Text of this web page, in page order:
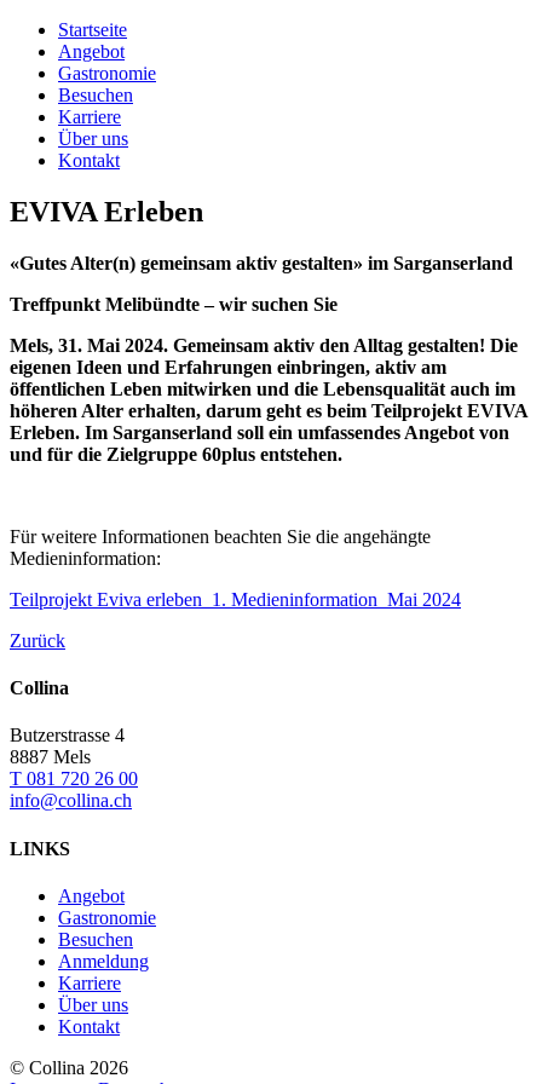
Startseite
Angebot
Gastronomie
Besuchen
Karriere
Über uns
Kontakt
EVIVA Erleben
«Gutes Alter(n) gemeinsam aktiv gestalten» im Sarganserland
Treffpunkt Melibündte – wir suchen Sie
Mels, 31. Mai 2024. Gemeinsam aktiv den Alltag gestalten! Die
eigenen Ideen und Erfahrungen einbringen, aktiv am
öffentlichen Leben mitwirken und die Lebensqualität auch im
höheren Alter erhalten, darum geht es beim Teilprojekt EVIVA
Erleben. Im Sarganserland soll ein umfassendes Angebot von
und für die Zielgruppe 60plus entstehen.
Für weitere Informationen beachten Sie die angehängte
Medieninformation:
Teilprojekt Eviva erleben_1. Medieninformation_Mai 2024
Zurück
Collina
Butzerstrasse 4
8887 Mels
T 081 720 26 00
info@collina.ch
LINKS
Angebot
Gastronomie
Besuchen
Anmeldung
Karriere
Über uns
Kontakt
© Collina 2026